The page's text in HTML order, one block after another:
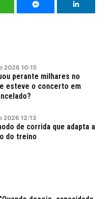
2026 10:15
perante milhares no
esteve o concerto em
2026 12:13
de corrida que adapta a
do treino